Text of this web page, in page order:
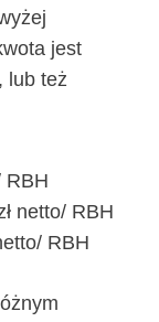
jest
lub też
RBH
netto/ RBH
RBH